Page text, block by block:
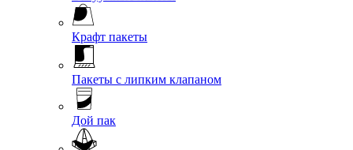
Крафт пакеты
Пакеты с липким клапаном
Дой пак